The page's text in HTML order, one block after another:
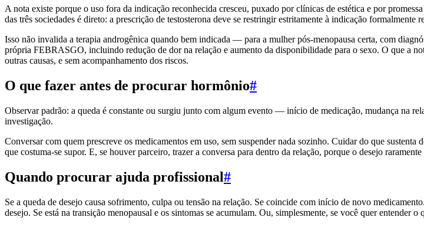
A nota existe porque o uso fora da indicação reconhecida cresceu, puxado por clínicas de estética e por
das três sociedades é direto: a prescrição de testosterona deve se restringir estritamente à indicação formalmente
Isso não invalida a terapia androgênica quando bem indicada — para a mulher pós-menopausa certa, com
própria FEBRASGO, incluindo redução de dor na relação e aumento da disponibilidade para o sexo. O que a
outras causas, e sem acompanhamento dos riscos.
O que fazer antes de procurar hormônio#
Observar padrão: a queda é constante ou surgiu junto com algum evento — início de medicação, mudança na
investigação.
Conversar com quem prescreve os medicamentos em uso, sem suspender nada sozinho. Cuidar do que
que costuma-se supor. E, se houver parceiro, trazer a conversa para dentro da relação, porque o desejo raramente
Quando procurar ajuda profissional#
Se a queda de desejo causa sofrimento, culpa ou tensão na relação. Se coincide com início de novo
desejo. Se está na transição menopausal e os sintomas se acumulam. Ou, simplesmente, se você quer entender o